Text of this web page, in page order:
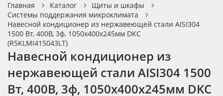
Главная Каталог
Щиты и шкафы
Системы поддержания микроклимата
Навесной кондиционер из нержавеющей стали AISI304
1500 Вт, 400В, 3ф, 1050х400х245мм DKC
(R5KLMI415043LT)
Навесной кондиционер из
нержавеющей стали AISI304 1500
Вт, 400В, 3ф, 1050х400х245мм DKC